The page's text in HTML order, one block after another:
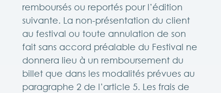
remboursés ou reportés pour l’édition
suivante. La non-présentation du client
au festival ou toute annulation de son
fait sans accord préalable du Festival ne
donnera lieu à un remboursement du
billet que dans les modalités prévues au
paragraphe 2 de l’article 5. Les frais de